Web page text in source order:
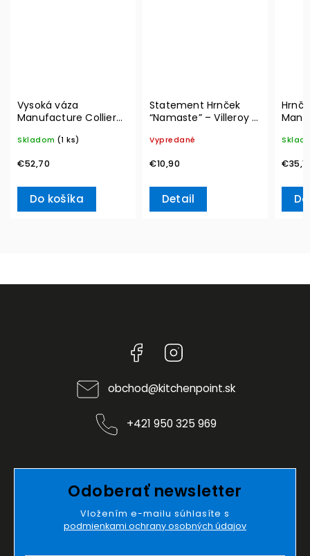
Vysoká váza
Manufacture Collier
& Boch
Skladom (1 ks)
€52,70
Do košíka
Statement Hrnček
“Namaste” – Villeroy &
Vypredané
€10,90
Detail
Boch
Facebook
obchod@kitchenpoint.sk
+421 950 325 969
Odoberať newsletter
Vložením e-mailu súhlasíte s
podmienkami ochrany osobných údajov